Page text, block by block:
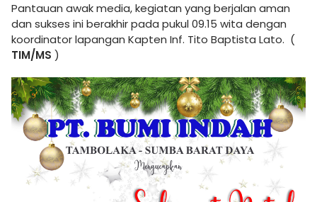
Pantauan awak media, kegiatan yang berjalan aman
dan sukses ini berakhir pada pukul 09.15 wita dengan
koordinator lapangan Kapten Inf. Tito Baptista Lato. (
TIM/MS )